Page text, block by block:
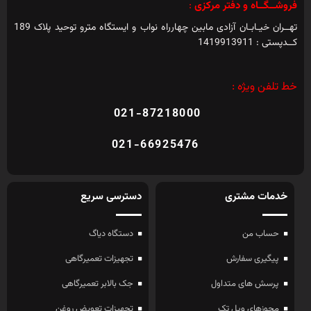
فروشــگــاه و دفتر مرکزی :
تهــران خیـابـان آزادی مابین چهارراه نواب و ایستگاه مترو توحید پلاک 189
کــدپستی : 1419913911
خط تلفن ویژه :
021-87218000
021-66925476
خدمات مشتری
حساب من
پیگیری سفارش
پرسش های متداول
دسترسی سریع
دستگاه دیاگ
تجهیزات تعمیرگاهی
جک بالابر تعمیرگاهی